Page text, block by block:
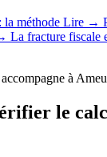
la méthode Lire →
La fracture fiscale
à
le